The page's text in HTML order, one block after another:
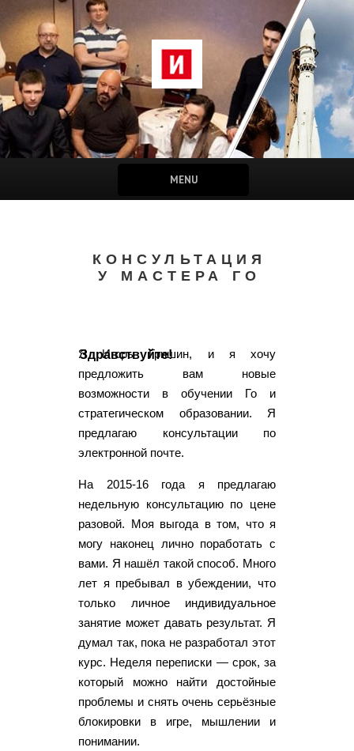
MENU
КОНСУЛЬТАЦИЯ
У МАСТЕРА ГО
Здравствуйте!
Я Игорь Гришин, и я хочу
предложить вам новые
возможности в обучении Го и
стратегическом образовании. Я
предлагаю консультации по
электронной почте.
На 2015-16 года я предлагаю
недельную консультацию по цене
разовой. Моя выгода в том, что я
могу наконец лично поработать с
вами. Я нашёл такой способ. Много
лет я пребывал в убеждении, что
только личное индивидуальное
занятие может давать результат. Я
думал так, пока не разработал этот
курс. Неделя переписки — срок, за
который можно найти достойные
проблемы и снять очень серьёзные
блокировки в игре, мышлении и
понимании.